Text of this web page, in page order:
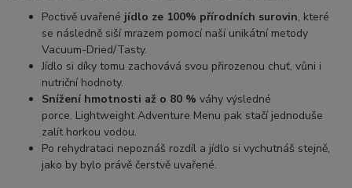
Poctivě uvařené jídlo ze 100% přírodních surovin, které
se následně siší mrazem pomocí naší unikátní metody
Vacuum-Dried/Tasty.
Jídlo si díky tomu zachovává svou přirozenou chuť, vůni i
nutriční hodnoty.
Snížení hmotnosti až o 80 % váhy výsledné
porce. Lightweight Adventure Menu pak stačí jednoduše
zalít horkou vodou.
Po rehydrataci nepoznáš rozdíl a jídlo si vychutnáš stejně,
jako by bylo právě čerstvě uvařené.